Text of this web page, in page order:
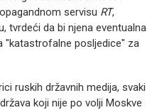
servisu RT,
tvrdeći da bi njena eventualna
"katastrofalne posljedice" za
ruskih državnih medija, svaki
koji nije po volji Moskve